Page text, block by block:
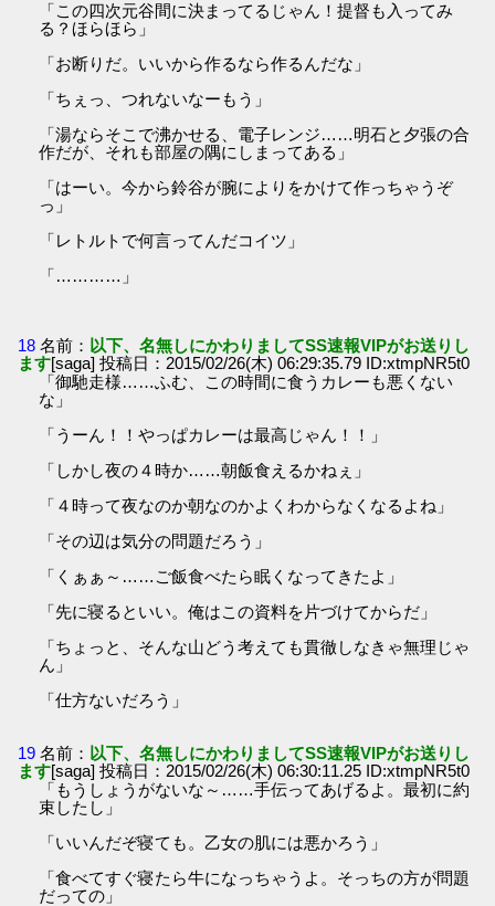
「この四次元谷間に決まってるじゃん！提督も入ってみ
る？ほらほら」
「お断りだ。いいから作るなら作るんだな」
「ちぇっ、つれないなーもう」
「湯ならそこで沸かせる、電子レンジ……明石と夕張の合
作だが、それも部屋の隅にしまってある」
「はーい。今から鈴谷が腕によりをかけて作っちゃうぞ
っ」
「レトルトで何言ってんだコイツ」
「…………」
18 名前： 以下、名無しにかわりましてSS速報VIPがお送りし
ます[saga] 投稿日：2015/02/26(木) 06:29:35.79 ID:xtmpNR5t0
「御馳走様……ふむ、この時間に食うカレーも悪くない
な」
「うーん！！やっぱカレーは最高じゃん！！」
「しかし夜の４時か……朝飯食えるかねぇ」
「４時って夜なのか朝なのかよくわからなくなるよね」
「その辺は気分の問題だろう」
「くぁぁ～……ご飯食べたら眠くなってきたよ」
「先に寝るといい。俺はこの資料を片づけてからだ」
「ちょっと、そんな山どう考えても貫徹しなきゃ無理じゃ
ん」
「仕方ないだろう」
19 名前： 以下、名無しにかわりましてSS速報VIPがお送りし
ます[saga] 投稿日：2015/02/26(木) 06:30:11.25 ID:xtmpNR5t0
「もうしょうがないな～……手伝ってあげるよ。最初に約
束したし」
「いいんだぞ寝ても。乙女の肌には悪かろう」
「食べてすぐ寝たら牛になっちゃうよ。そっちの方が問題
だっての」